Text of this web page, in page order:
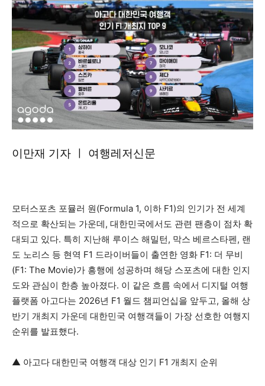
이만재 기자 ㅣ 여행레저신문
모터스포츠 포뮬러 원(Formula 1, 이하 F1)의 인기가 전 세계
적으로 확산되는 가운데, 대한민국에서도 관련 팬층이 점차 확
대되고 있다. 특히 지난해 루이스 해밀턴, 막스 베르스타펜, 랜
도 노리스 등 현역 F1 드라이버들이 출연한 영화 F1: 더 무비
(F1: The Movie)가 흥행에 성공하며 해당 스포츠에 대한 인지
도와 관심이 한층 높아졌다. 이 같은 흐름 속에서 디지털 여행
플랫폼 아고다는 2026년 F1 월드 챔피언십을 앞두고, 올해 상
반기 개최지 가운데 대한민국 여행객들이 가장 선호한 여행지
순위를 발표했다.
▲ 아고다 대한민국 여행객 대상 인기 F1 개최지 순위